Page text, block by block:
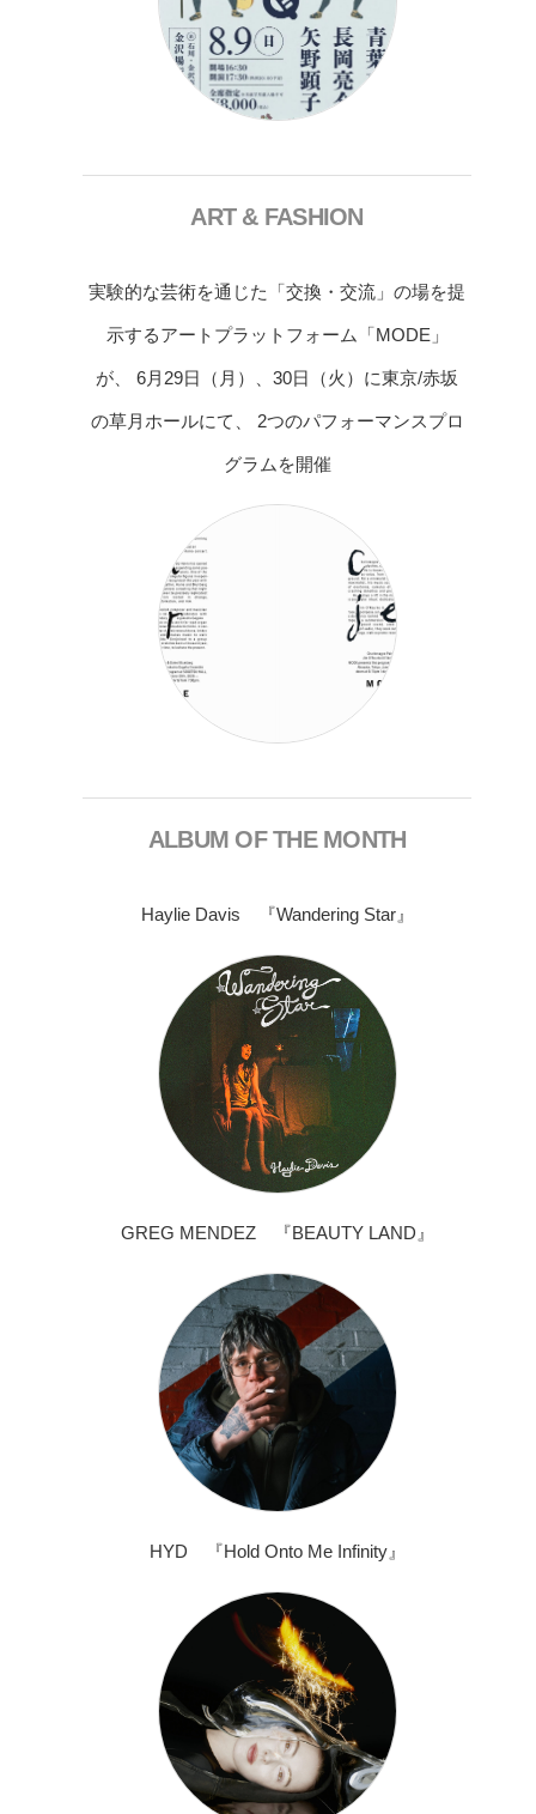
ART & FASHION
実験的な芸術を通じた「交換・交流」の場を提
示するアートプラットフォーム「MODE」
が、 6月29日（月）、30日（火）に東京/赤坂
の草月ホールにて、 2つのパフォーマンスプロ
グラムを開催
ALBUM OF THE MONTH
Haylie Davis 『Wandering Star』
GREG MENDEZ 『BEAUTY LAND』
HYD 『Hold Onto Me Infinity』